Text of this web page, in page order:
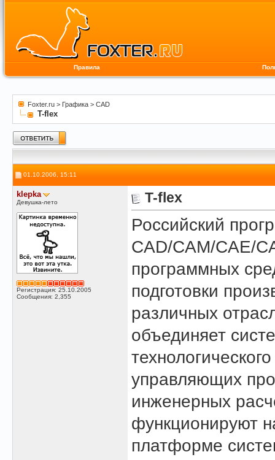
Правила
Foxter.ru > Графика > CAD
T-flex
01.10.2006, 15:11
klepka
Девушка-лето
Регистрация: 25.10.2005
Сообщения: 2,355
T-flex
Российский
CAD/CAM/CAE/
программных
подготовки
различных
объединяет
управляющих
инженерных
функционируют
платформе